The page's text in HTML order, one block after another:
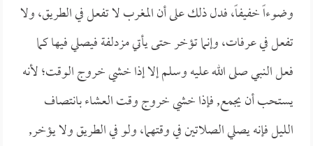
وضوءاً خفيفاً، فدل ذلك على أن المغرب لا تفعل في الطريق، ولا
تفعل في عرفات، وإنما تؤخر حتى يأتي مزدلفة فيصلي فيها كما
فعل النبي صلى الله عليه وسلم إلا إذا خشي خروج الوقت؛ لأنه
يستحب أن يجمع, فإذا خشي خروج وقت العشاء بانتصاف
الليل فإنه يصلي الصلاتين في وقتهما، ولو في الطريق ولا يؤخر,